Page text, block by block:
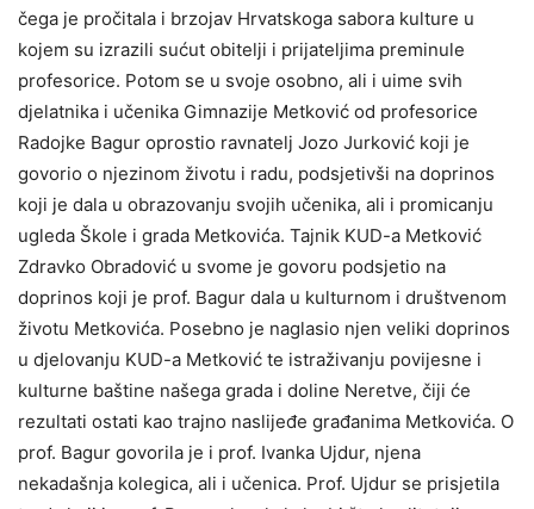
čega je pročitala i brzojav Hrvatskoga sabora kulture u
kojem su izrazili sućut obitelji i prijateljima preminule
profesorice. Potom se u svoje osobno, ali i uime svih
djelatnika i učenika Gimnazije Metković od profesorice
Radojke Bagur oprostio ravnatelj Jozo Jurković koji je
govorio o njezinom životu i radu, podsjetivši na doprinos
koji je dala u obrazovanju svojih učenika, ali i promicanju
ugleda Škole i grada Metkovića. Tajnik KUD-a Metković
Zdravko Obradović u svome je govoru podsjetio na
doprinos koji je prof. Bagur dala u kulturnom i društvenom
životu Metkovića. Posebno je naglasio njen veliki doprinos
u djelovanju KUD-a Metković te istraživanju povijesne i
kulturne baštine našega grada i doline Neretve, čiji će
rezultati ostati kao trajno naslijeđe građanima Metkovića. O
prof. Bagur govorila je i prof. Ivanka Ujdur, njena
nekadašnja kolegica, ali i učenica. Prof. Ujdur se prisjetila